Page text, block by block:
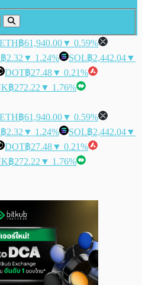
ETH฿61,940.00▼ 0.59%
฿2.32 ▼ 1.24% SOL฿2,442.04▼
DOT฿27.48▼ 0.21%
฿272.22 ▼ 1.76%
ETH฿61,940.00▼ 0.59%
฿2.32 ▼ 1.24% SOL฿2,442.04▼
DOT฿27.48▼ 0.21%
฿272.22 ▼ 1.76%